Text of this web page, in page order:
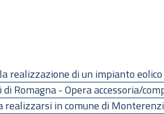
realizzazione di un impianto
Romagna - Opera accessoria/
in comune di